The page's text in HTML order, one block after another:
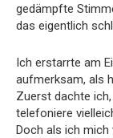
gedämpfte
das eigentlich
Ich erstarrte am
aufmerksam, als
Zuerst dachte
telefoniere
Doch als ich mich